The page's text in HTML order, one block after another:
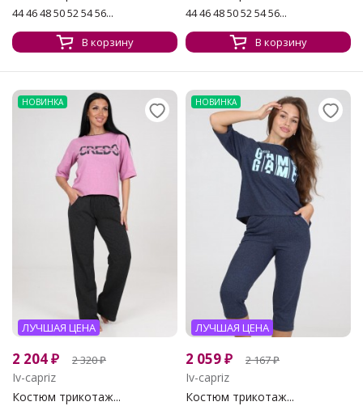
44 46 48 50 52 54 56...
В корзину
44 46 48 50 52 54 56...
В корзину
НОВИНКА
ЛУЧШАЯ ЦЕНА
2 204₽ 2 320₽
Iv-capriz
Костюм трикотаж...
НОВИНКА
ЛУЧШАЯ ЦЕНА
2 059₽ 2 167₽
Iv-capriz
Костюм трикотаж...